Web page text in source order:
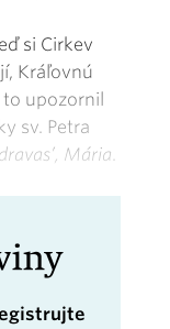
si Cirkev
Kráľovnú
upozornil
sv. Petra
Mária.